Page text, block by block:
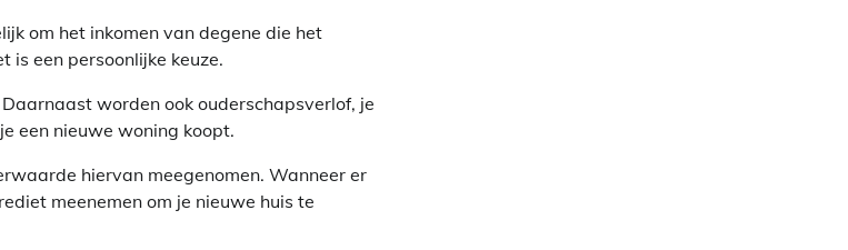
om het inkomen van degene die het
een persoonlijke keuze.
worden ook ouderschapsverlof, je
een nieuwe woning koopt.
hiervan meegenomen. Wanneer er
meenemen om je nieuwe huis te